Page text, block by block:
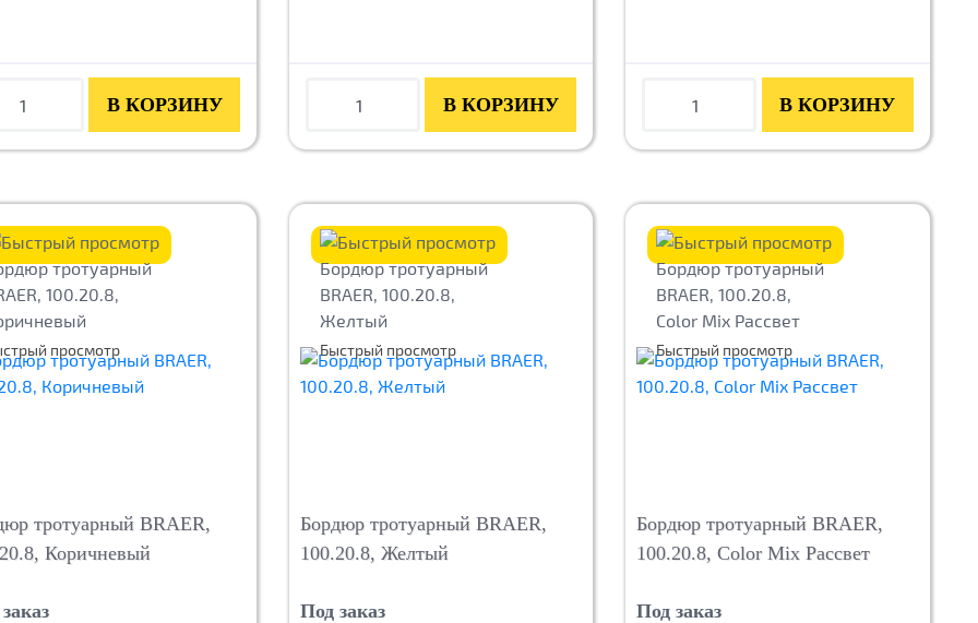
В КОРЗИНУ В КОРЗИНУ В КОРЗИНУ
просмотр
тротуарный BRAER,
Коричневый
Быстрый просмотр
Бордюр тротуарный BRAER,
100.20.8, Желтый
Под заказ
Быстрый просмотр
Бордюр тротуарный BRAER,
100.20.8, Color Mix Рассвет
Под заказ